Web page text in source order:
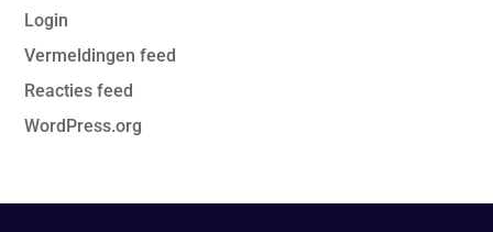
Login
Vermeldingen feed
Reacties feed
WordPress.org